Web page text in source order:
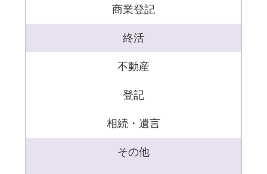
商業登記
終活
不動産
登記
相続・遺言
その他